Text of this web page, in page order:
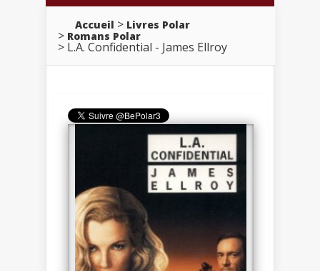
Accueil
Livres Polar
Romans Polar
L.A. Confidential - James Ellroy